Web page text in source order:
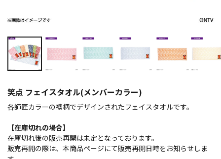
笑点 フェイスタオル(メンバーカラー)
各師匠カラーの襖柄でデザインされたフェイスタオルです。
【在庫切れの場合】
在庫切れ後の販売再開は未定となっております。
販売再開の際は、本商品ページにて販売再開日時をお知らせしま